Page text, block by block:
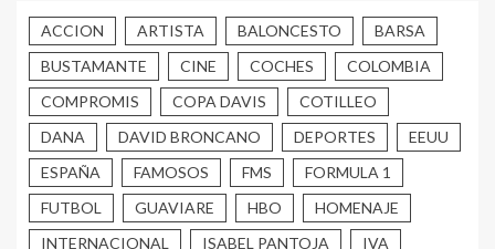
ACCION ARTISTA BALONCESTO
BARSA
BUSTAMANTE
CINE COCHES
COLOMBIA
COMPROMIS
COPA DAVIS
COTILLEO
DANA
DAVID BRONCANO DEPORTES
EEUU
ESPAÑA
FAMOSOS FMS
FORMULA 1
FUTBOL
GUAVIARE HBO
HOMENAJE
INTERNACIONAL
ISABEL PANTOJA
IVA